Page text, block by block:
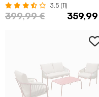
3.5 (11)
399,99 €